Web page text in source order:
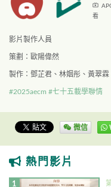
live_tv
看
影片製作人員
策劃：歐陽偉然
製作：鄧芷君、林姻彤、黃翠霖
#2025aecm #七十五載學聯情
微信
熱門影片